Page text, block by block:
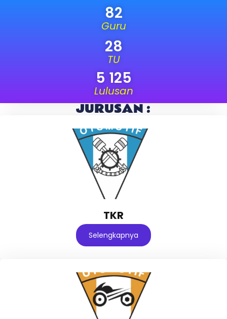
Guru
82
TU
28
Lulusan
5 125
JURUSAN :
TKR
Selengkapnya